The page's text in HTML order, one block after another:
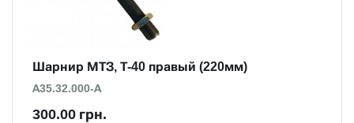
Шарнир МТЗ, Т-40 правый (220мм)
А35.32.000-А
300.00 грн.